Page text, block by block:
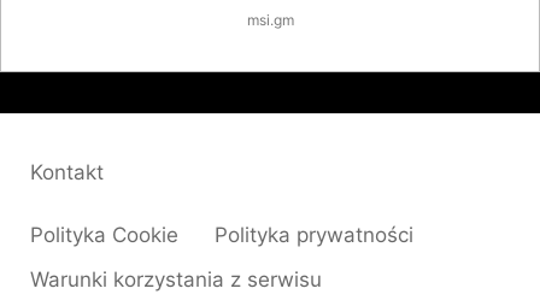
msi.gm
Polityka Cookie
Polityka prywatności
Warunki korzystania z serwisu
Kontakt